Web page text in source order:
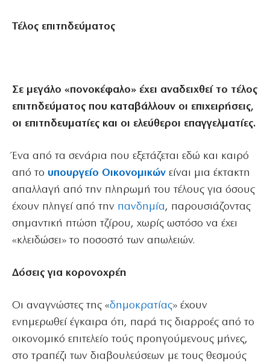
Τέλος επιτηδεύματος
Σε μεγάλο «πονοκέφαλο» έχει αναδειχθεί το τέλος
επιτηδεύματος που καταβάλλουν οι επιχειρήσεις,
οι επιτηδευματίες και οι ελεύθεροι επαγγελματίες.
Ένα από τα σενάρια που εξετάζεται εδώ και καιρό
από το υπουργείο Οικονομικών είναι μια έκτακτη
απαλλαγή από την πληρωμή του τέλους για όσους
έχουν πληγεί από την πανδημία, παρουσιάζοντας
σημαντική πτώση τζίρου, χωρίς ωστόσο να έχει
«κλειδώσει» το ποσοστό των απωλειών.
Δόσεις για κορονοχρέη
Οι αναγνώστες της «δημοκρατίας» έχουν
ενημερωθεί έγκαιρα ότι, παρά τις διαρροές από το
οικονομικό επιτελείο τούς προηγούμενους μήνες,
στο τραπέζι των διαβουλεύσεων με τους θεσμούς